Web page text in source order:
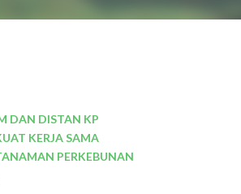
DAN DISTAN KP
KERJA SAMA
PERKEBUNAN